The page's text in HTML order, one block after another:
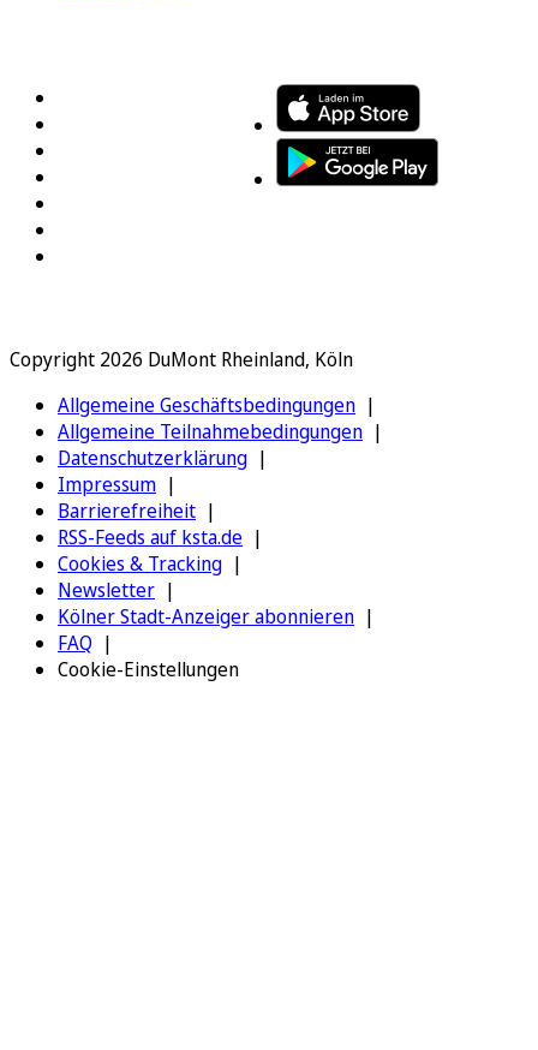
Copyright 2026 DuMont Rheinland, Köln
Allgemeine Geschäftsbedingungen
Allgemeine Teilnahmebedingungen
Datenschutzerklärung
Impressum
Barrierefreiheit
RSS-Feeds auf ksta.de
Cookies & Tracking
Newsletter
Kölner Stadt-Anzeiger abonnieren
FAQ
Cookie-Einstellungen